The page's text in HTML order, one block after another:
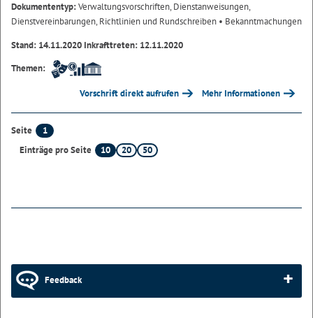
Dokumententyp:Verwaltungsvorschriften, Dienstanweisungen,
Dienstvereinbarungen, Richtlinien und Rundschreiben • Bekanntmachungen
Stand: 14.11.2020 Inkrafttreten: 12.11.2020
Themen:
Vorschrift direkt aufrufen Mehr Informationen
Seite
1
Einträge pro Seite
10 20 50
Feedback